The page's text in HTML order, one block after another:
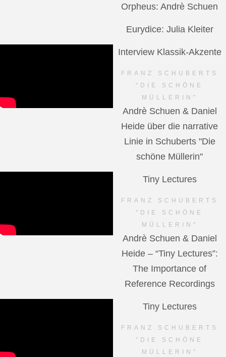
Orpheus: Andrè Schuen
Eurydice: Julia Kleiter
Interview Klassik-Akzente
FRANZ SCHUBERTS
"DIE SCHÖNE
MÜLLERIN"
Andrè Schuen & Daniel
Heide über die narrative
Linie in Schuberts "Die
schöne Müllerin"
Tiny Lectures
FRANZ SCHUBERTS
"DIE SCHÖNE
MÜLLERIN"
Andrè Schuen & Daniel
Heide – “Tiny Lectures”:
The Importance of
Reference Recordings
Tiny Lectures
FRANZ SCHUBERTS
"DIE SCHÖNE
MÜLLERIN"